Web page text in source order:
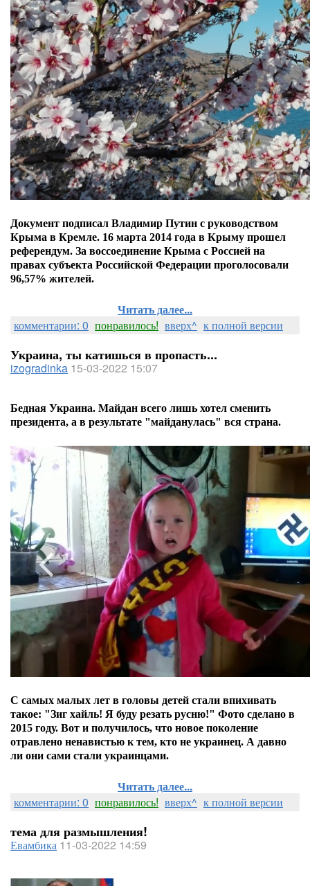
Документ подписал Владимир Путин с руководством
Крыма в Кремле. 16 марта 2014 года в Крыму прошел
референдум. За воссоединение Крыма с Россией на
правах субъекта Российской Федерации проголосовали
96,57% жителей.
Читать далее...
комментарии: 0 понравилось! вверх^ к полной версии
Украина, ты катишься в пропасть...
izogradinka 15-03-2022 15:07
Бедная Украина. Майдан всего лишь хотел сменить
президента, а в результате "майданулась" вся страна.
С самых малых лет в головы детей стали впихивать
такое: "Зиг хайль! Я буду резать русню!" Фото сделано в
2015 году. Вот и получилось, что новое поколение
отравлено ненавистью к тем, кто не украинец. А давно
ли они сами стали украинцами.
Читать далее...
комментарии: 0 понравилось! вверх^ к полной версии
тема для размышления!
Евамбика 11-03-2022 14:59